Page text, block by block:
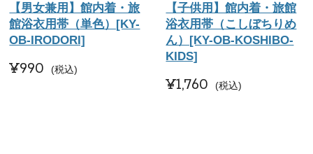
【男女兼用】館内着・旅
館浴衣用帯（単色）[KY-
OB-IRODORI]
¥990 税込
【子供用】館内着・旅館
浴衣用帯（こしぼちりめ
ん）[KY-OB-KOSHIBO-
KIDS]
¥1,760 税込